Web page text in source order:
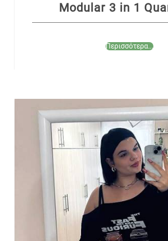
Modular 3 in 1
Περισσότερα...